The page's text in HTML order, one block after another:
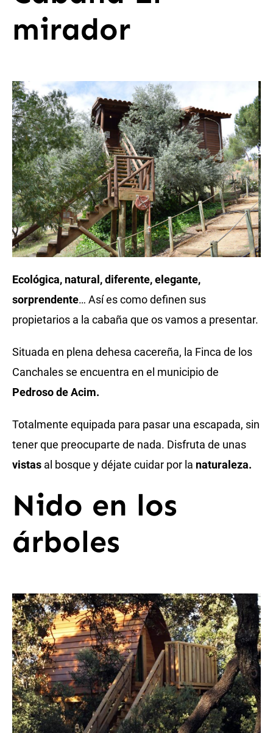
mirador
Ecológica, natural, diferente, elegante,
sorprendente… Así es como definen sus
propietarios a la cabaña que os vamos a presentar.
Situada en plena dehesa cacereña, la Finca de los
Canchales se encuentra en el municipio de
Pedroso de Acim.
Totalmente equipada para pasar una escapada, sin
tener que preocuparte de nada. Disfruta de unas
vistas al bosque y déjate cuidar por la naturaleza.
Nido en los
árboles